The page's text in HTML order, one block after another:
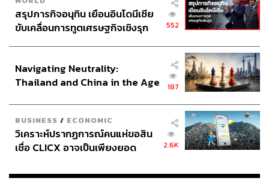
สรุปภารกิจอนุทิน เยือนอินโดนีเซีย
ขับเคลื่อนการทูตเศรษฐกิจเชิงรุก
552
Navigating Neutrality:
Thailand and China in the Age
187
BUSINESS / ECONOMIC
วิเคราะห์ปรากฏการณ์คนแห่ขอสิน
เชื่อ CLICX อาจเป็นเพียงยอด
เรือนไทยที่ถูกซุกไว้
2.6K